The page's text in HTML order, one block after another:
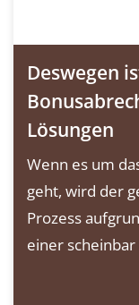
Deswegen
Lösungen
Wenn es um
geht, wird der
Prozess
einer